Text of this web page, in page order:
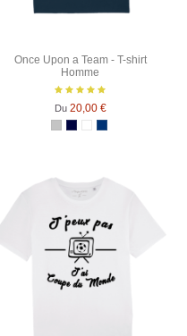
Once Upon a Team - T-shirt
Homme
Du 20,00 €
Gris Chiné
Bleu Marine
BlancBleu Marine